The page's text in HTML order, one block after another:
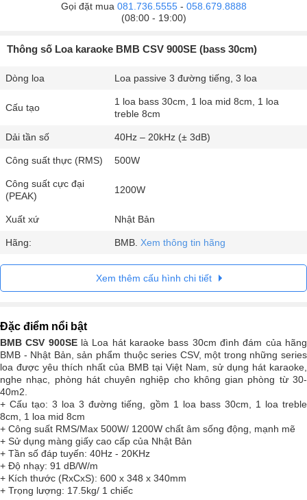
Gọi đặt mua 081.736.5555- 058.679.8888
(08:00 - 19:00)
Thông số Loa karaoke BMB CSV 900SE (bass 30cm)
Dòng loa Loa passive 3 đường tiếng, 3 loa
Cấu tạo
1 loa bass 30cm, 1 loa mid 8cm, 1 loa
treble 8cm
Dải tần số 40Hz – 20kHz (± 3dB)
Công suất thực (RMS) 500W
Công suất cực đại
(PEAK)
1200W
Xuất xứ Nhật Bản
Hãng: BMB. Xem thông tin hãng
Xem thêm cấu hình chi tiết
Đặc điểm nổi bật
BMB CSV 900SElà Loa hát karaoke bass 30cm đình đám của hãng
BMB - Nhật Bản, sản phẩm thuộc series CSV, một trong những series
loa được yêu thích nhất của BMB tại Việt Nam, sử dụng hát karaoke,
nghe nhạc, phòng hát chuyên nghiệp cho không gian phòng từ 30-
40m2.
+ Cấu tạo: 3 loa 3 đường tiếng, gồm 1 loa bass 30cm, 1 loa treble
8cm, 1 loa mid 8cm
+ Công suất RMS/Max 500W/ 1200W chất âm sống động, mạnh mẽ
+ Sử dụng màng giấy cao cấp của Nhật Bản
+ Tần số đáp tuyến: 40Hz - 20KHz
+ Độ nhạy: 91 dB/W/m
+ Kích thước (RxCxS): 600 x 348 x 340mm
+ Trọng lượng: 17.5kg/ 1 chiếc